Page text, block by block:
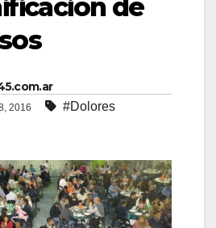
de
2016 #Dolores